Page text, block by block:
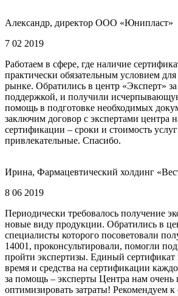
Александр, директор ООО «Юнипласт»
7 02 2019
Работаем в сфере, где наличие
практически обязательным условием
рынке. Обратились в центр «Эксперт» за
поддержкой, и получили
помощь в подготовке необходимых
заключим договор с экспертами центра
сертификации – сроки и стоимость
привлекательные. Спасибо.
Ирина, Фармацевтический холдинг
8 06 2019
Периодически требовалось получение
новые виду продукции. Обратились в
специалисты которого посоветовали
14001, проконсультировали, помогли
пройти экспертизы. Единый сертификат
время и средства на сертификации
за помощь – эксперты Центра нам очень
оптимизировать затраты! Рекомендуем к